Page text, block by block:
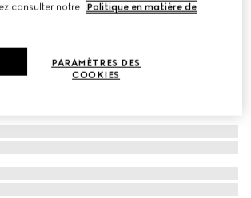
consulter notre
Politique en matière de
PARAMÈTRES DES
COOKIES